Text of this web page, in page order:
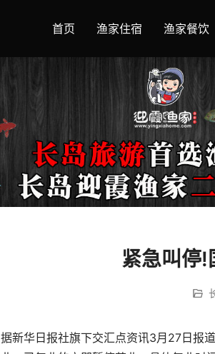
首页 渔家住宿 渔家餐饮
紧急叫停
据新华日报社旗下交汇点资讯3月27日报